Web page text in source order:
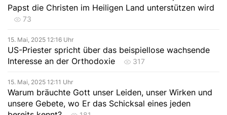
Papst die Christen im Heiligen Land unterstützen wird
73
15. Mai, 2025 12:16 Uhr
US-Priester spricht über das beispiellose wachsende
Interesse an der Orthodoxie
317
15. Mai, 2025 12:11 Uhr
Warum bräuchte Gott unser Leiden, unser Wirken und
unsere Gebete, wo Er das Schicksal eines jeden